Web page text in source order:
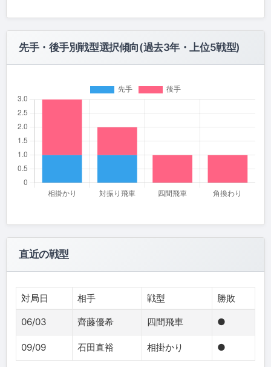
先手・後手別戦型選択傾向(過去3年・上位5戦型)
直近の戦型
対局日 相手 戦型 勝敗
06/03 齊藤優希 四間飛車 ●
09/09 石田直裕 相掛かり ●